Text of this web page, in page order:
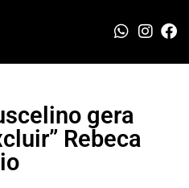
gera
Rebeca